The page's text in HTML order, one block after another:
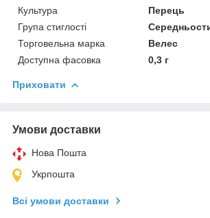
Культура
Перець
Група стиглості
Торговельна марка
Велес
Доступна фасовка
0,3 г
Приховати
Умови доставки
Нова Пошта
Укрпошта
Всі умови доставки